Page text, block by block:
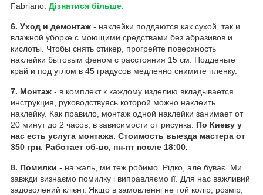
Fabriano. Дізнатися більше
6. Уход и демонтаж - наклейки поддаются как сухой, так и
влажной уборке с моющими средствами без абразивов и
кислоты. Чтобы снять стикер, прогрейте поверхность
наклейки бытовым феном с расстояния 15 см. Подденьте
край и под углом в 45 градусов медленно снимите пленку.
7. Монтаж - в комплект к каждому изделию вкладывается
инструкция, руководствуясь которой можно наклеить
наклейку. Как правило, монтаж одной наклейки занимает от
20 минут до 2 часов, в зависимости от рисунка. По Киеву у
нас есть услуга монтажа. Стоимость выезда мастера от
350 грн. Работает сб-вс, пн-пт после 18:00.
8. Помилки - на жаль, ми теж робимо. Рідко, але буває. Ми
завжди визнаємо помилку і виправляємо її. Для нас важливий
задоволений клієнт. Якщо в замовленні не той колір, розмір,